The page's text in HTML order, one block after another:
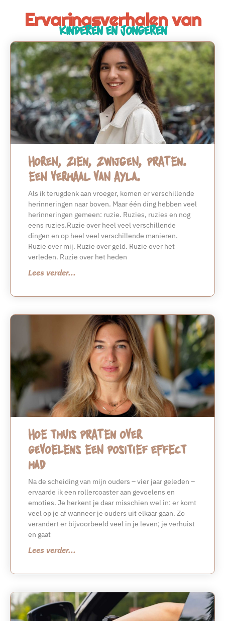
Ervaringsverhalen van
Kinderen en Jongeren
Horen, zien, zwijgen, praten.
Een verhaal van Ayla.
Als ik terugdenk aan vroeger, komen er verschillende
herinneringen naar boven. Maar één ding hebben veel
herinneringen gemeen: ruzie. Ruzies, ruzies en nog
eens ruzies.Ruzie over heel veel verschillende
dingen en op heel veel verschillende manieren.
Ruzie over mij. Ruzie over geld. Ruzie over het
verleden. Ruzie over het heden
Lees verder...
Hoe thuis praten over
gevoelens een positief effect
had
Na de scheiding van mijn ouders – vier jaar geleden –
ervaarde ik een rollercoaster aan gevoelens en
emoties. Je herkent je daar misschien wel in: er komt
veel op je af wanneer je ouders uit elkaar gaan. Zo
verandert er bijvoorbeeld veel in je leven; je verhuist
en gaat
Lees verder...